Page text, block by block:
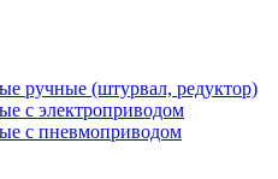
ручные (штурвал, редуктор)
с электроприводом
с пневмоприводом